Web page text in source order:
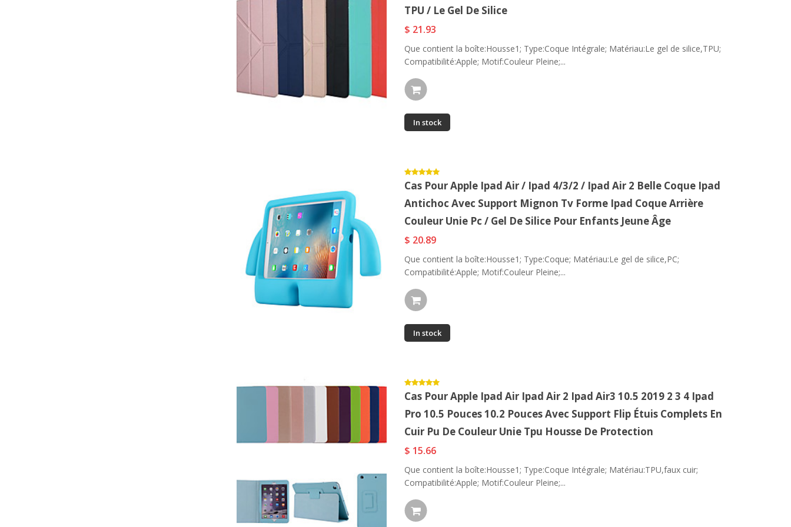
TPU / Le Gel De Silice
$ 21.93
Que contient la boîte:Housse1; Type:Coque Intégrale; Matériau:Le gel de silice,TPU;
Compatibilité:Apple; Motif:Couleur Pleine;...
In stock
Cas Pour Apple Ipad Air / Ipad 4/3/2 / Ipad Air 2 Belle Coque Ipad
Antichoc Avec Support Mignon Tv Forme Ipad Coque Arrière
Couleur Unie Pc / Gel De Silice Pour Enfants Jeune Âge
$ 20.89
Que contient la boîte:Housse1; Type:Coque; Matériau:Le gel de silice,PC;
Compatibilité:Apple; Motif:Couleur Pleine;...
In stock
Cas Pour Apple Ipad Air Ipad Air 2 Ipad Air3 10.5 2019 2 3 4 Ipad
Pro 10.5 Pouces 10.2 Pouces Avec Support Flip Étuis Complets En
Cuir Pu De Couleur Unie Tpu Housse De Protection
$ 15.66
Que contient la boîte:Housse1; Type:Coque Intégrale; Matériau:TPU,faux cuir;
Compatibilité:Apple; Motif:Couleur Pleine;...